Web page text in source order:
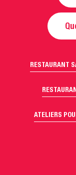
RESTAURANT
ATELIERS